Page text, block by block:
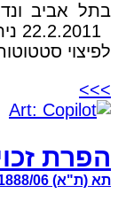
בתל אביב
לפיצוי סטטוטורי בסך
>>>
הפרת
תא (ת"א) 71888/06 גול יוסי נ' יואב פור (10.3.2011)